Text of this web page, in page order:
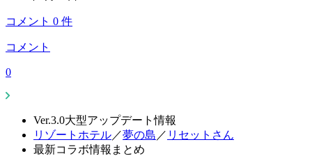
コメント 0 件
コメント
0
Ver.3.0大型アップデート情報
リゾートホテル／夢の島 ／ リセットさん
最新コラボ情報まとめ